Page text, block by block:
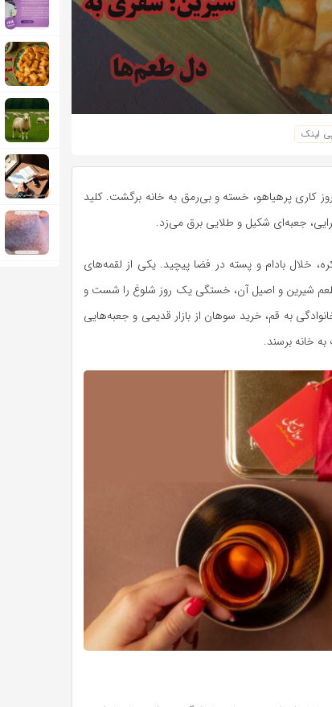
لینک
روز کاری پرهیاهو، خسته و بی‌رمق به خانه برگشت. کلید
جعبه‌ای شکیل و طلایی برق می‌زد.
خلال بادام و پسته در فضا پیچید. یکی از لقمه‌های
شیرین و اصیل آن، خستگی یک روز شلوغ را شست و
به قم، خرید سوهان از بازار قدیمی و جعبه‌هایی
خانه برسند.